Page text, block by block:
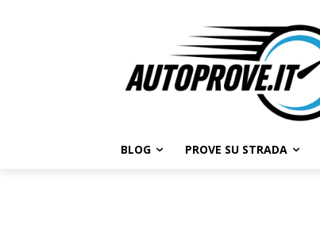
BLOG PROVE SU STRADA